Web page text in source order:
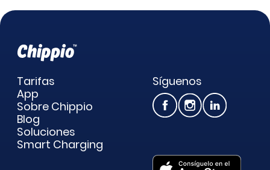
Tarifas
App
Sobre Chippio
Blog
Soluciones
Smart Charging
Síguenos